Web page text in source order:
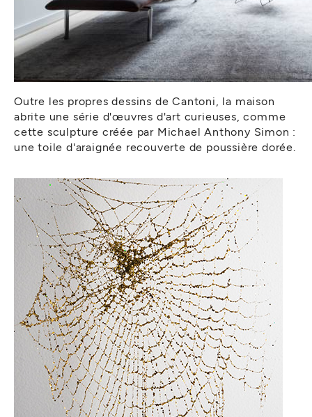
Outre les propres dessins de Cantoni, la maison
abrite une série d'œuvres d'art curieuses, comme
cette sculpture créée par Michael Anthony Simon :
une toile d'araignée recouverte de poussière dorée.